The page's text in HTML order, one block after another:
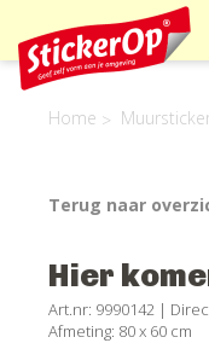
Home
Terug naar
Hier
Art.nr: 9990142 |
Afmeting: 80 x 60 cm